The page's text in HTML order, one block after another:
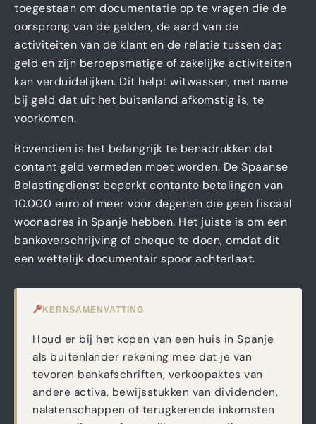
toegestaan om documentatie op te vragen die de
oorsprong van de gelden, de aard van de
activiteiten van de klant en de relatie tussen dat
geld en zijn beroepsmatige of zakelijke activiteiten
kan verduidelijken. Dit helpt witwassen, met name
bij geld dat uit het buitenland afkomstig is, te
voorkomen.
Bovendien is het belangrijk te benadrukken dat
contant geld vermeden moet worden. De Spaanse
Belastingdienst beperkt contante betalingen van
10.000 euro of meer voor degenen die geen fiscaal
woonadres in Spanje hebben. Het juiste is om een
bankoverschrijving of cheque te doen, omdat dit
een wettelijk documentair spoor achterlaat.
KERNSAMENVATTING
Houd er bij het kopen van een huis in Spanje
als buitenlander rekening mee dat je van
tevoren bankafschriften, verkoopaktes van
andere activa, bewijsstukken van dividenden,
nalatenschappen of terugkerende inkomsten